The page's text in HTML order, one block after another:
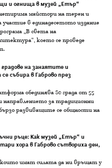
и огнища в музей „Етър“
майстори на терен и
в единадесетото издание
„В света на
което се проведе
на занаятите и
събира в Габрово през
обединява 80 града от 55
направлението за традиционни
развиващите се общности на
ръце: Как музей „Етър“ и
хора в Габрово сътвориха ден,
имат силата да ни връщат у